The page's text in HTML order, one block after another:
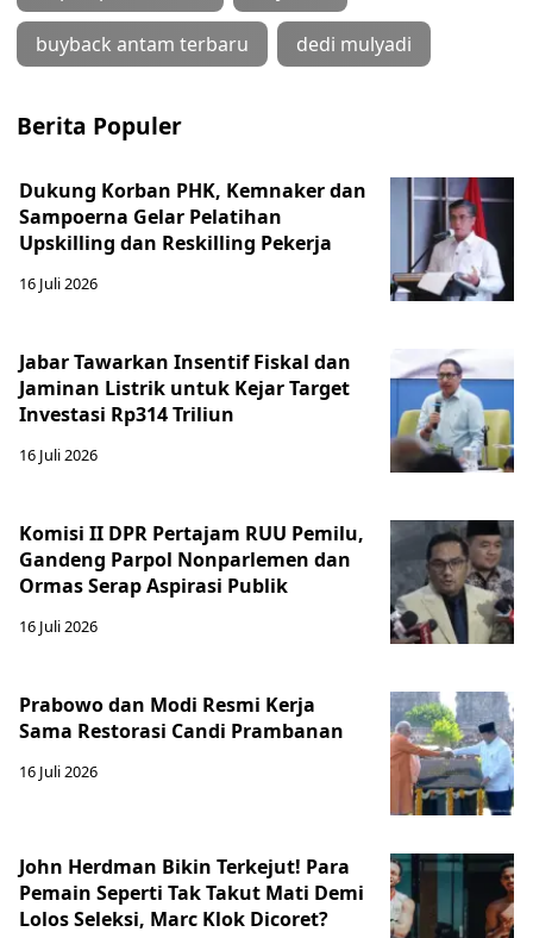
buyback antam terbaru dedi mulyadi
Berita Populer
Dukung Korban PHK, Kemnaker dan
Sampoerna Gelar Pelatihan
Upskilling dan Reskilling Pekerja
16 Juli 2026
Jabar Tawarkan Insentif Fiskal dan
Jaminan Listrik untuk Kejar Target
Investasi Rp314 Triliun
16 Juli 2026
Komisi II DPR Pertajam RUU Pemilu,
Gandeng Parpol Nonparlemen dan
Ormas Serap Aspirasi Publik
16 Juli 2026
Prabowo dan Modi Resmi Kerja
Sama Restorasi Candi Prambanan
16 Juli 2026
John Herdman Bikin Terkejut! Para
Pemain Seperti Tak Takut Mati Demi
Lolos Seleksi, Marc Klok Dicoret?